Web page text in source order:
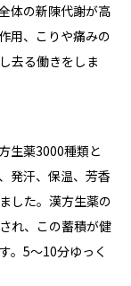
体の新陳代謝が高
用、こりや痛みの
去る働きをしま
生薬3000種類と
発汗、保温、芳香
した。漢方生薬の
れ、この蓄積が健
。5〜10分ゆっく